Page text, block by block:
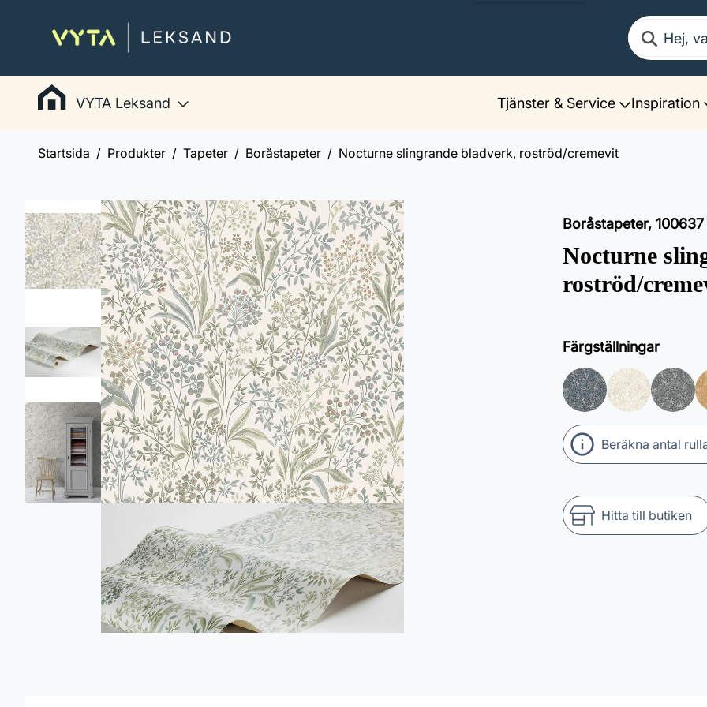
Sök
VYTA Leksand Tjänster & Service Inspiration
Startsida Produkter Tapeter Boråstapeter Nocturne slingrande bladverk, roströd/cremevit
Boråstapeter, 100637
Nocturne
roströd/
Färgställningar
Beräkna antal
Hitta till butiken